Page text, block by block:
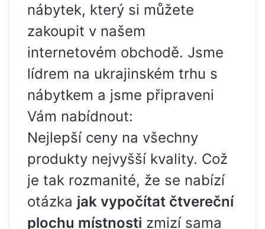
nábytek, který si můžete
zakoupit v našem
internetovém obchodě. Jsme
lídrem na ukrajinském trhu s
nábytkem a jsme připraveni
Vám nabídnout:
Nejlepší ceny na všechny
produkty nejvyšší kvality. Což
je tak rozmanité, že se nabízí
otázka jak vypočítat čtvereční
plochu místnosti zmizí sama